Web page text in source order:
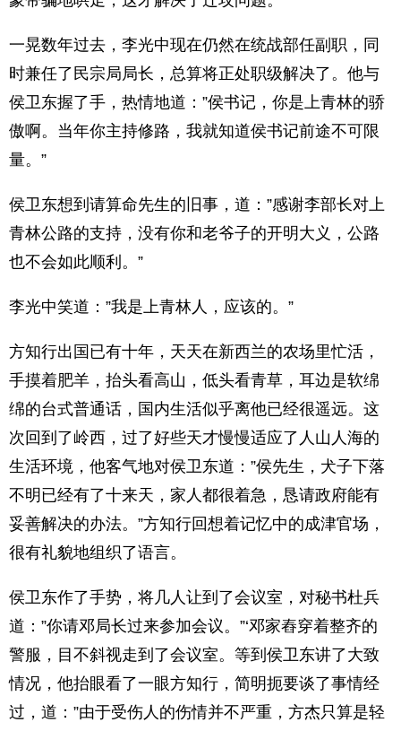
一晃数年过去，李光中现在仍然在统战部任副职，同
时兼任了民宗局局长，总算将正处职级解决了。他与
侯卫东握了手，热情地道：”侯书记，你是上青林的骄
傲啊。当年你主持修路，我就知道侯书记前途不可限
量。”
侯卫东想到请算命先生的旧事，道：”感谢李部长对上
青林公路的支持，没有你和老爷子的开明大义，公路
也不会如此顺利。”
李光中笑道：”我是上青林人，应该的。”
方知行出国已有十年，天天在新西兰的农场里忙活，
手摸着肥羊，抬头看高山，低头看青草，耳边是软绵
绵的台式普通话，国内生活似乎离他已经很遥远。这
次回到了岭西，过了好些天才慢慢适应了人山人海的
生活环境，他客气地对侯卫东道：”侯先生，犬子下落
不明已经有了十来天，家人都很着急，恳请政府能有
妥善解决的办法。”方知行回想着记忆中的成津官场，
很有礼貌地组织了语言。
侯卫东作了手势，将几人让到了会议室，对秘书杜兵
道：”你请邓局长过来参加会议。”‘邓家舂穿着整齐的
警服，目不斜视走到了会议室。等到侯卫东讲了大致
情况，他抬眼看了一眼方知行，简明扼要谈了事情经
过，道：”由于受伤人的伤情并不严重，方杰只算是轻